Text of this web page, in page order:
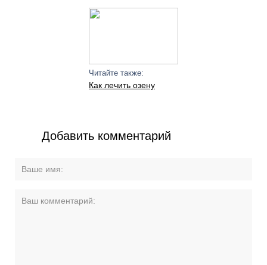
Читайте также:
Как лечить озену
Добавить комментарий